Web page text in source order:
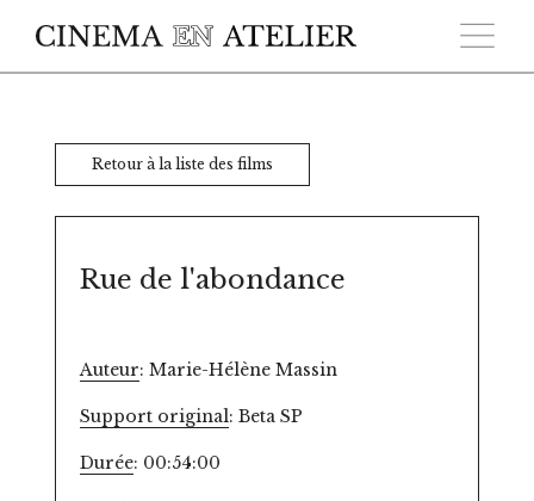
Retour à la liste des films
Rue de l'abondance
Auteur: Marie-Hélène Massin
Support original: Beta SP
Durée: 00:54:00